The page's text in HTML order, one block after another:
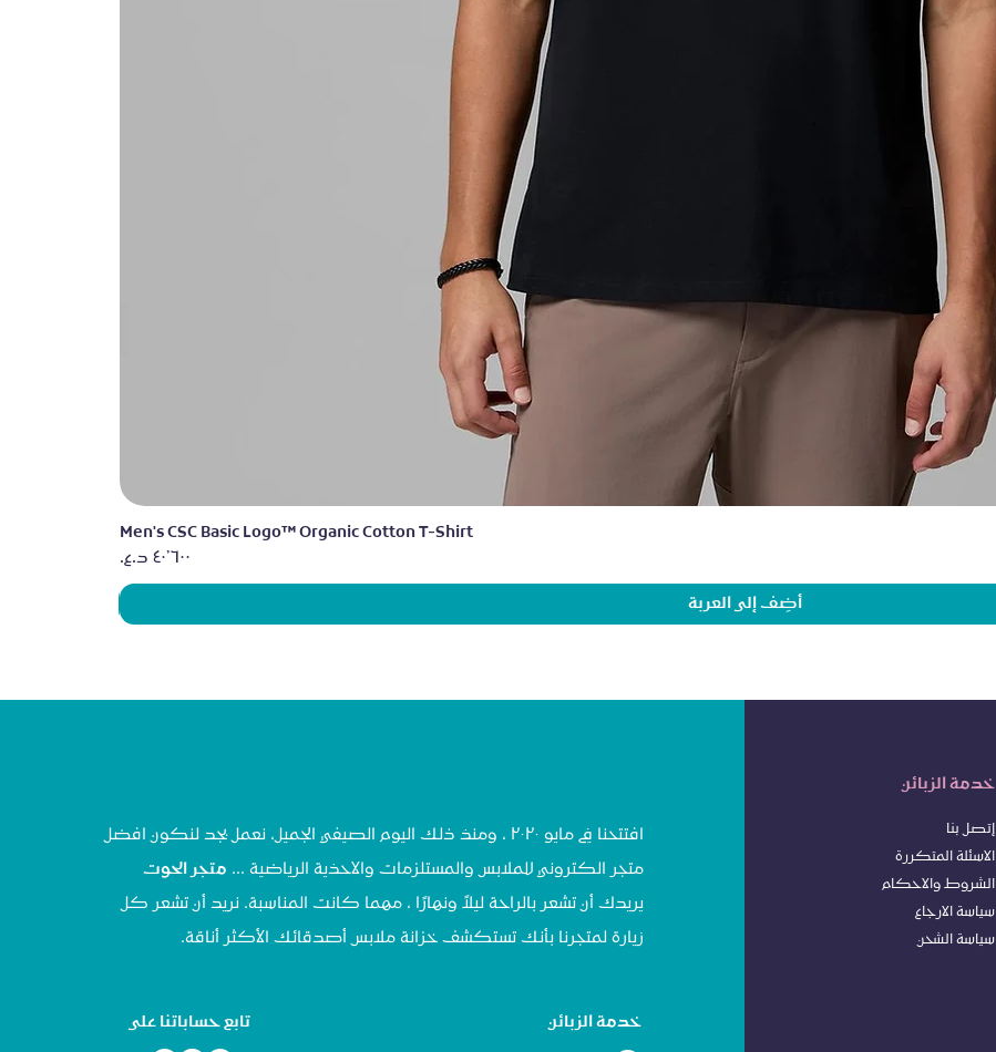
Men's CSC Basic Logo™ Organic Cotton T-Shirt
السعر
أضِف إلى العربة
افتتحنا في مايو ٢٠٢٠ ، ومنذ ذلك اليوم الصيفي الجميل، نعمل بجد لنكون افضل
متجر الكتروني للملابس والمستلزمات والاحذية الرياضية ... متجر الحوت
يريدك أن تشعر بالراحة ليلاً ونهارًا ، مهما كانت المناسبة. نريد أن تشعر كل
زيارة لمتجرنا بأنك تستكشف خزانة ملابس أصدقائك الأكثر أناقة.
تابع حساباتنا على خدمة الزبائن
خدمة الزبائن
إتصل بنا
الاسئلة المتكررة
الشروطوالاحكام
سياسة الارجاع
سياسة الشحن